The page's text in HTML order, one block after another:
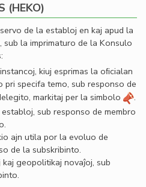
(HEKO)
de la establoj en kaj apud la
la imprimaturo de la Konsulo
kiuj esprimas la oﬁcialan
specifa temo, sub responso de
markitaj per la simbolo
.
sub responso de membro
ajn utila por la evoluo de
de la subskribinto.
geopolitikaj novaĵoj, sub